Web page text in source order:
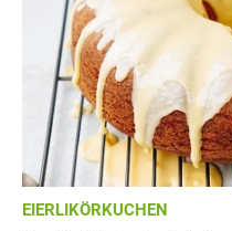
EIERLIKÖRKUCHEN